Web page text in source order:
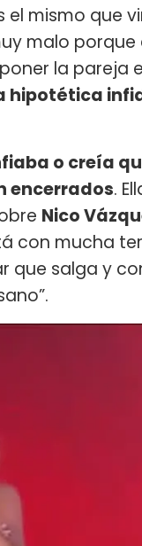
el mismo que
malo porque
la pareja
hipotética
o creía
encerrados.
Nico
con mucha
que salga y